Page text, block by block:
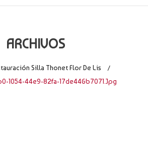
ARCHIVOS
Silla Thonet Flor De Lis /
1054-44e9-82fa-17de446b7071.jpg